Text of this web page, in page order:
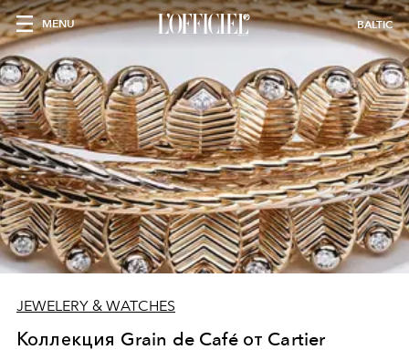
MENU BALTIC
JEWELERY & WATCHES
Коллекция Grain de Café от Cartier